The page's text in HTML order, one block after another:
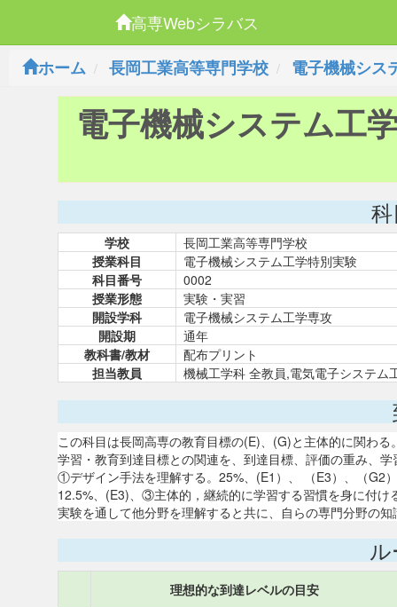
高専Webシラバス
ホーム
長岡工業高等専門学校 電子機械シス
電子機械システム工
学校
長岡工業高等専門学校
授業科目
電子機械システム工学特別実験
科目番号
0002
授業形態
実験・実習
開設学科
電子機械システム工学専攻
開設期
通年
教科書/教材
配布プリント
担当教員
機械工学科 全教員,電気電子システム
この科目は長岡高専の教育目標の(E)、(G)と主体的に関わ
学習・教育到達目標との関連を、到達目標、評価の重み、
①デザイン手法を理解する。25%、(E1）、 （E3）、（G2
12.5%、(E3)、③主体的，継続的に学習する習慣を身に付
実験を通して他分野を理解すると共に、自らの専門分野の
理想的な到達レベルの目安